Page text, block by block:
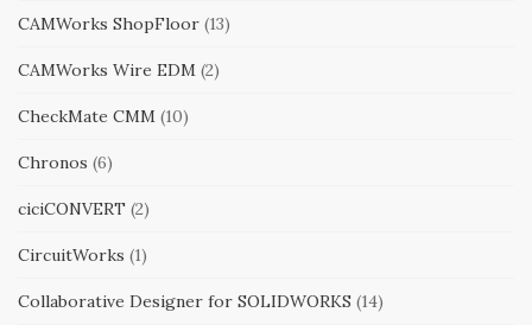
CAMWorks ShopFloor (13)
CAMWorks Wire EDM (2)
CheckMate CMM (10)
Chronos (6)
ciciCONVERT (2)
CircuitWorks (1)
Collaborative Designer for SOLIDWORKS (14)